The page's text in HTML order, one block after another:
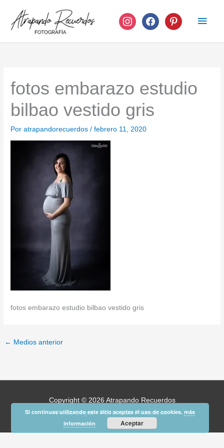
contenido
instagramfacebook pinterest
fotos embarazo estudio
bilbao vestido gris
Poratrapandorecuerdos/febrero 11, 2020
fotos embarazo estudio bilbao vestido gris
← Medios anterior
Copyright © 2026 Atrapando Recuerdos
Aviso Legal- Política de Privacidad
Si continuas utilizando este sitio aceptas el uso de cookies.más
información
Aceptar